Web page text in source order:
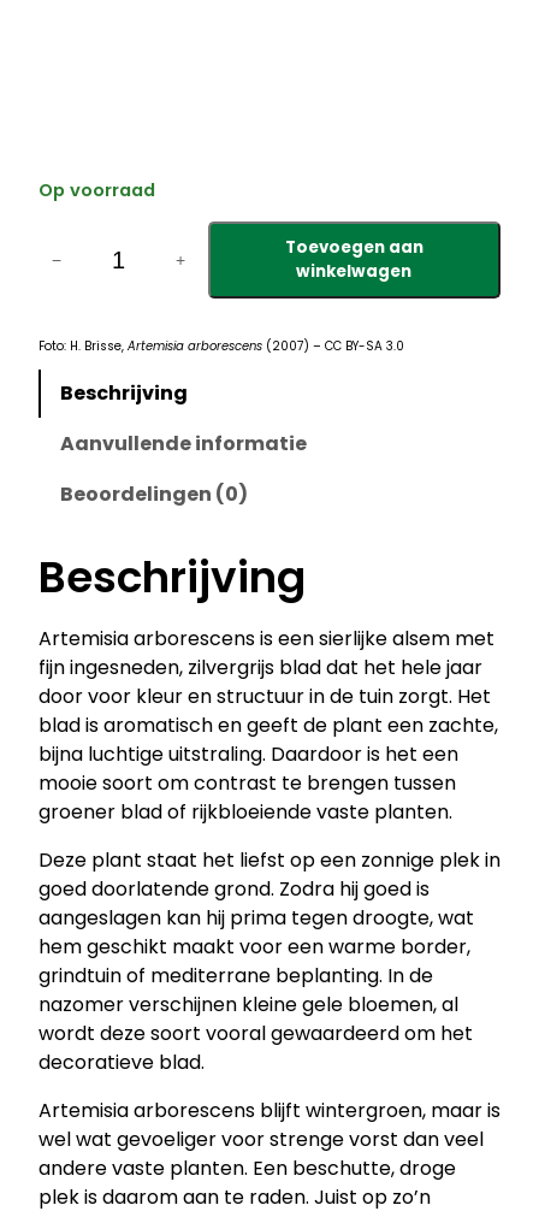
Op voorraad
m
i
o
e
s
c
e
n
s
–
l
s
e
m
a
a
n
t
a
l
− +
Toevoegen aan
winkelwagen
Foto: H. Brisse, Artemisia arborescens (2007) – CC BY-SA 3.0
Beschrijving
Aanvullende informatie
Beoordelingen (0)
Beschrijving
Artemisia arborescens is een sierlijke alsem met
fijn ingesneden, zilvergrijs blad dat het hele jaar
door voor kleur en structuur in de tuin zorgt. Het
blad is aromatisch en geeft de plant een zachte,
bijna luchtige uitstraling. Daardoor is het een
mooie soort om contrast te brengen tussen
groener blad of rijkbloeiende vaste planten.
Deze plant staat het liefst op een zonnige plek in
goed doorlatende grond. Zodra hij goed is
aangeslagen kan hij prima tegen droogte, wat
hem geschikt maakt voor een warme border,
grindtuin of mediterrane beplanting. In de
nazomer verschijnen kleine gele bloemen, al
wordt deze soort vooral gewaardeerd om het
decoratieve blad.
Artemisia arborescens blijft wintergroen, maar is
wel wat gevoeliger voor strenge vorst dan veel
andere vaste planten. Een beschutte, droge
plek is daarom aan te raden. Juist op zo’n